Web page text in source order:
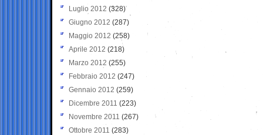
Luglio 2012 (328)
Giugno 2012 (287)
Maggio 2012 (258)
Aprile 2012 (218)
Marzo 2012 (255)
Febbraio 2012 (247)
Gennaio 2012 (259)
Dicembre 2011 (223)
Novembre 2011 (267)
Ottobre 2011 (283)